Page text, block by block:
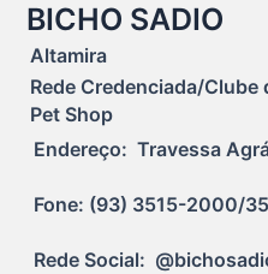
BICHO SADIO
Altamira
Rede Credenciada/Clube
Pet Shop
Endereço:  Travessa
Fone: (93) 3515-2000/
Rede Social: